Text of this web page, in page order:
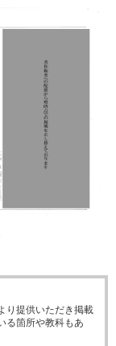
り提供いただき掲載
る箇所や教科もあ